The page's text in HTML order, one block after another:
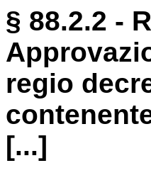
§ 88.2.2 -
regio
[...]